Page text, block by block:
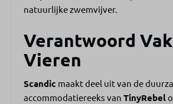
Binnenspeeltuin
Animatie
Fietsverhuur
Laadpalen
Sportroute en pumptrack
natuurlijke zwemvijver.
Verantwoord
Vieren
Scandic maakt deel uit van de
accommodatiereeks van TinyRebel